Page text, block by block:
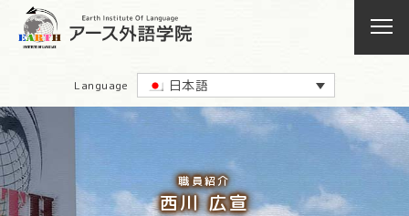
Language 日本語
職員紹介
西川 広宣